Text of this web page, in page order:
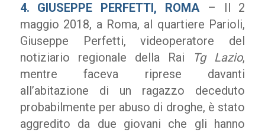
4.
GIUSEPPE PERFETTI, ROMA– Il 2
maggio 2018, a Roma, al quartiere Parioli,
Giuseppe Perfetti, videoperatore del
notiziario regionale della Rai
Tg Lazio,
mentre faceva riprese davanti
all’abitazione di un ragazzo deceduto
probabilmente per abuso di droghe, è stato
aggredito da due giovani che gli hanno